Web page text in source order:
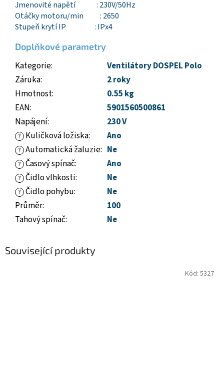
Jmenovité napětí : 230V/50Hz
Otáčky motoru/min : 2650
Stupeň krytí IP : IPx4
Doplňkové parametry
Kategorie:
Ventilátory DOSPEL Polo
Záruka:
2 roky
Hmotnost:
0.55 kg
EAN:
5901560500861
Napájení: 230 V
? Kuličková ložiska: Ano
? Automatická žaluzie: Ne
? Časový spínač: Ano
? Čidlo vlhkosti: Ne
? Čidlo pohybu:
Ne
Průměr:
100
Tahový spínač: Ne
Související produkty
Kód: 5327